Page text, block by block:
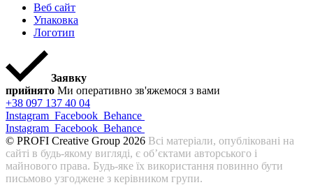
Веб сайт
Упаковка
Логотип
Заявку
прийнято Ми оперативно зв'яжемося з вами
+38 097 137 40 04
Instagram Facebook Behance
Instagram Facebook Behance
© PROFI Creative Group 2026 Всі матеріали, опубліковані на
сайті в будь-якому вигляді, є об’єктами авторського і
майнового права. Будь-яке їх використання повинно бути
письмово узгоджене з керівником групи.